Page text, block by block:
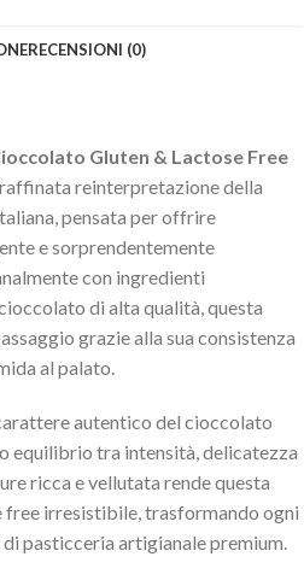
RECENSIONI (0)
Gluten & Lactose Free
raffinata reinterpretazione della
pensata per offrire
e sorprendentemente
con ingredienti
di alta qualità, questa
grazie alla sua consistenza
al palato.
autentico del cioccolato
equilibrio tra intensità, delicatezza
ricca e vellutata rende questa
free irresistibile, trasformando ogni
di pasticceria artigianale premium.